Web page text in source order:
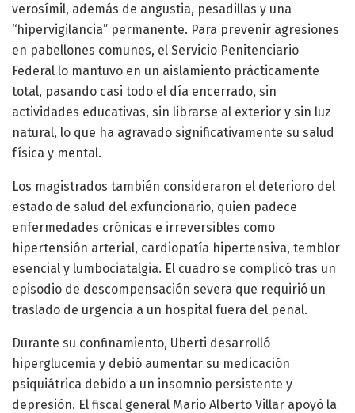
verosímil, además de angustia, pesadillas y una
“hipervigilancia” permanente. Para prevenir agresiones
en pabellones comunes, el Servicio Penitenciario
Federal lo mantuvo en un aislamiento prácticamente
total, pasando casi todo el día encerrado, sin
actividades educativas, sin librarse al exterior y sin luz
natural, lo que ha agravado significativamente su salud
física y mental.
Los magistrados también consideraron el deterioro del
estado de salud del exfuncionario, quien padece
enfermedades crónicas e irreversibles como
hipertensión arterial, cardiopatía hipertensiva, temblor
esencial y lumbociatalgia. El cuadro se complicó tras un
episodio de descompensación severa que requirió un
traslado de urgencia a un hospital fuera del penal.
Durante su confinamiento, Uberti desarrolló
hiperglucemia y debió aumentar su medicación
psiquiátrica debido a un insomnio persistente y
depresión. El fiscal general Mario Alberto Villar apoyó la